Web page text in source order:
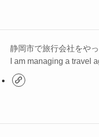
静岡市で旅行会社をやっ
I am managing a travel